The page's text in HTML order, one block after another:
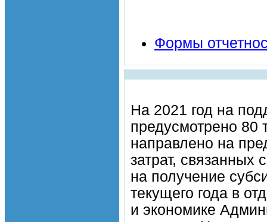
Формы
На 2021 год на
предусмотрено 80
направлено на
затрат, связанных
на получение
текущего года в
и экономике